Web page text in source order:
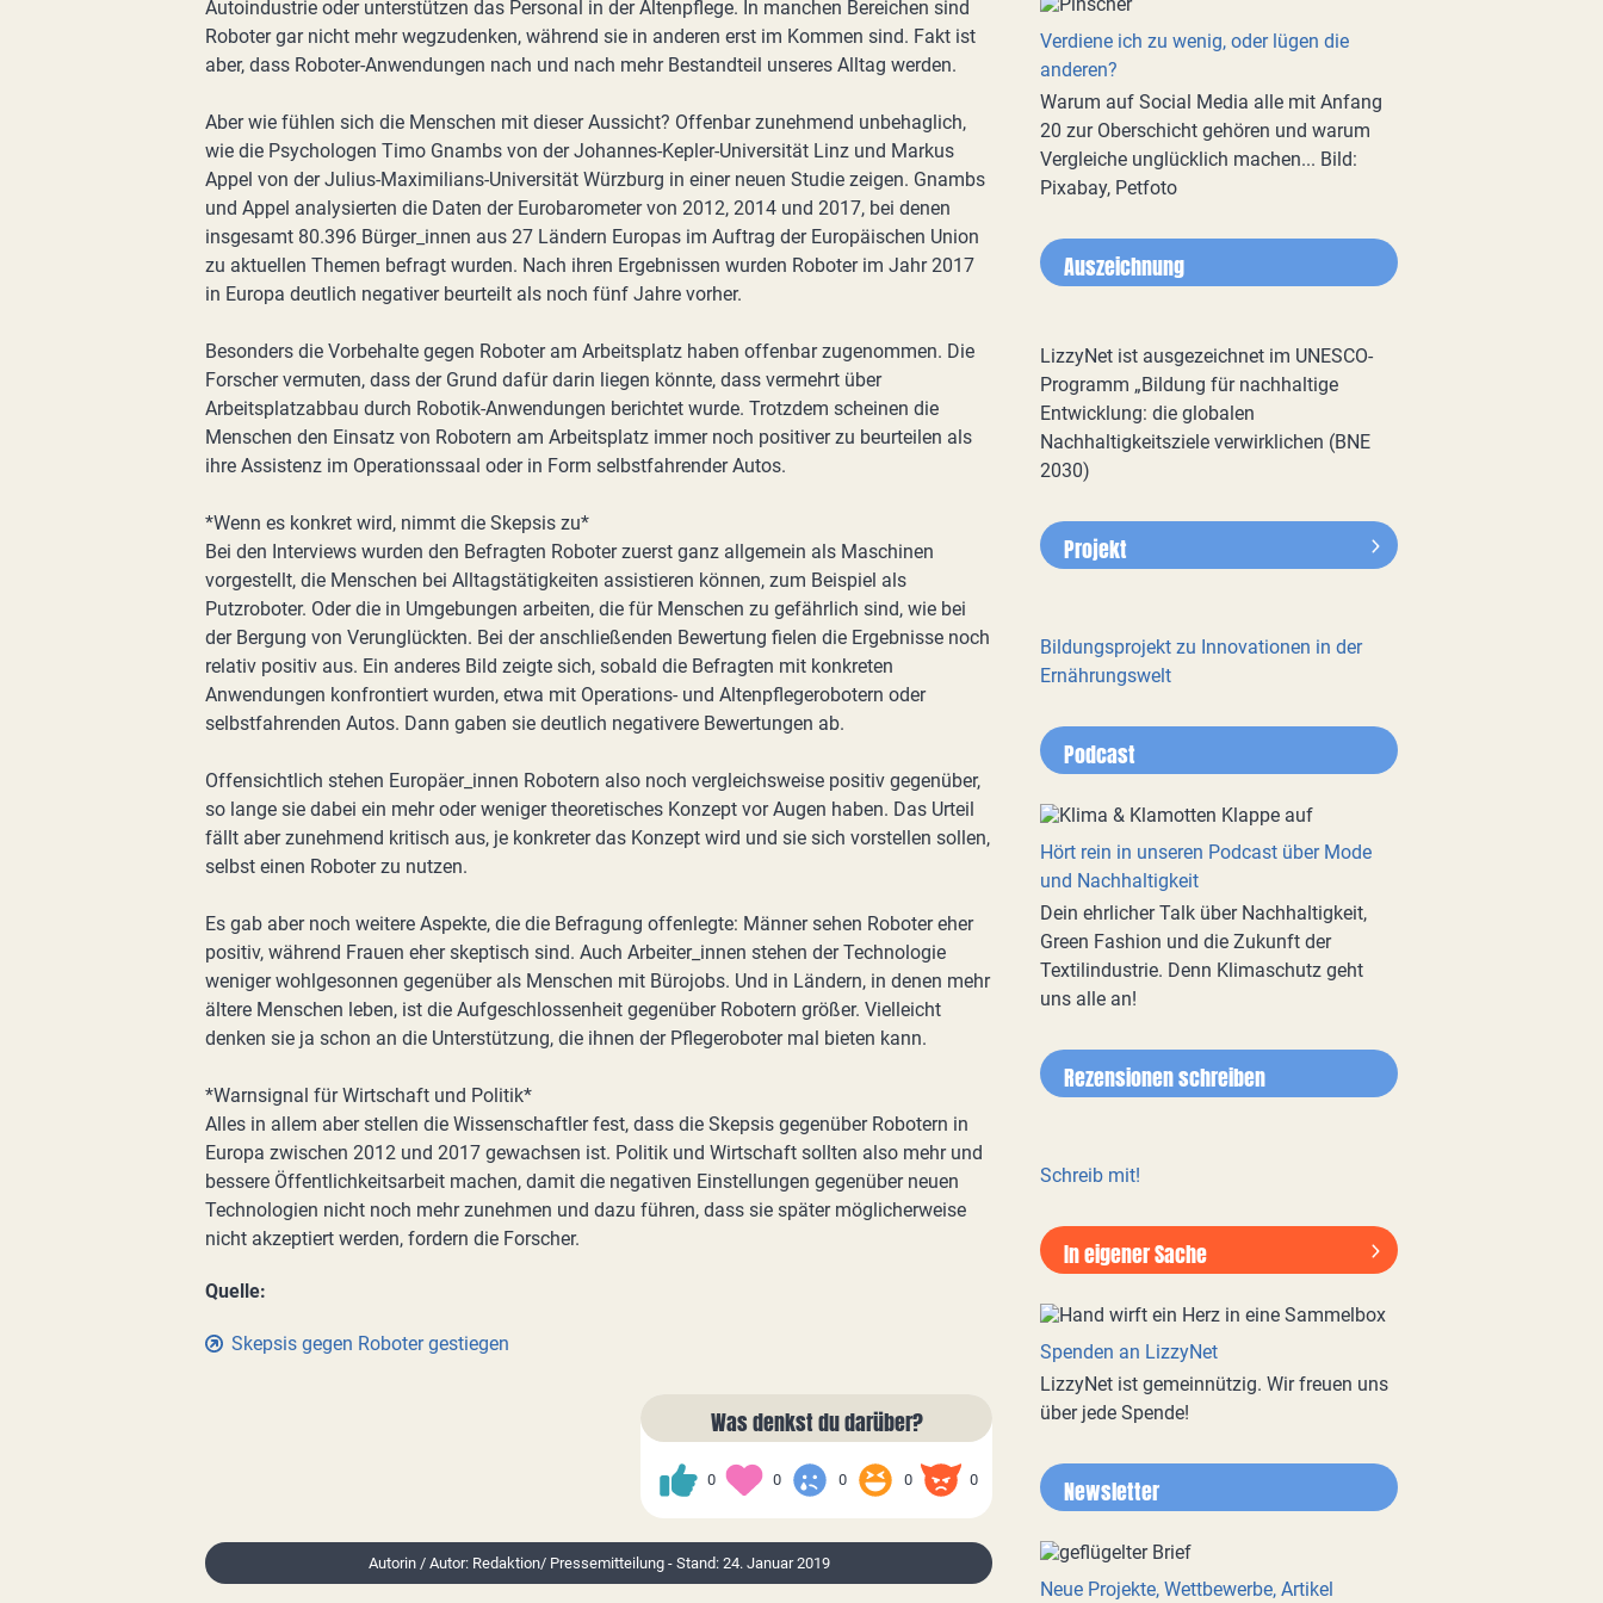
Autoindustrie oder unterstützen das Personal in der Altenpflege. In manchen Bereichen sind
Roboter gar nicht mehr wegzudenken, während sie in anderen erst im Kommen sind. Fakt ist
aber, dass Roboter-Anwendungen nach und nach mehr Bestandteil unseres Alltag werden.
Aber wie fühlen sich die Menschen mit dieser Aussicht? Offenbar zunehmend unbehaglich,
wie die Psychologen Timo Gnambs von der Johannes-Kepler-Universität Linz und Markus
Appel von der Julius-Maximilians-Universität Würzburg in einer neuen Studie zeigen. Gnambs
und Appel analysierten die Daten der Eurobarometer von 2012, 2014 und 2017, bei denen
insgesamt 80.396 Bürger_innen aus 27 Ländern Europas im Auftrag der Europäischen Union
zu aktuellen Themen befragt wurden. Nach ihren Ergebnissen wurden Roboter im Jahr 2017
in Europa deutlich negativer beurteilt als noch fünf Jahre vorher.
Besonders die Vorbehalte gegen Roboter am Arbeitsplatz haben offenbar zugenommen. Die
Forscher vermuten, dass der Grund dafür darin liegen könnte, dass vermehrt über
Arbeitsplatzabbau durch Robotik-Anwendungen berichtet wurde. Trotzdem scheinen die
Menschen den Einsatz von Robotern am Arbeitsplatz immer noch positiver zu beurteilen als
ihre Assistenz im Operationssaal oder in Form selbstfahrender Autos.
*Wenn es konkret wird, nimmt die Skepsis zu*
Bei den Interviews wurden den Befragten Roboter zuerst ganz allgemein als Maschinen
vorgestellt, die Menschen bei Alltagstätigkeiten assistieren können, zum Beispiel als
Putzroboter. Oder die in Umgebungen arbeiten, die für Menschen zu gefährlich sind, wie bei
der Bergung von Verunglückten. Bei der anschließenden Bewertung fielen die Ergebnisse noch
relativ positiv aus. Ein anderes Bild zeigte sich, sobald die Befragten mit konkreten
Anwendungen konfrontiert wurden, etwa mit Operations- und Altenpflegerobotern oder
selbstfahrenden Autos. Dann gaben sie deutlich negativere Bewertungen ab.
Offensichtlich stehen Europäer_innen Robotern also noch vergleichsweise positiv gegenüber,
so lange sie dabei ein mehr oder weniger theoretisches Konzept vor Augen haben. Das Urteil
fällt aber zunehmend kritisch aus, je konkreter das Konzept wird und sie sich vorstellen sollen,
selbst einen Roboter zu nutzen.
Es gab aber noch weitere Aspekte, die die Befragung offenlegte: Männer sehen Roboter eher
positiv, während Frauen eher skeptisch sind. Auch Arbeiter_innen stehen der Technologie
weniger wohlgesonnen gegenüber als Menschen mit Bürojobs. Und in Ländern, in denen mehr
ältere Menschen leben, ist die Aufgeschlossenheit gegenüber Robotern größer. Vielleicht
denken sie ja schon an die Unterstützung, die ihnen der Pflegeroboter mal bieten kann.
*Warnsignal für Wirtschaft und Politik*
Alles in allem aber stellen die Wissenschaftler fest, dass die Skepsis gegenüber Robotern in
Europa zwischen 2012 und 2017 gewachsen ist. Politik und Wirtschaft sollten also mehr und
bessere Öffentlichkeitsarbeit machen, damit die negativen Einstellungen gegenüber neuen
Technologien nicht noch mehr zunehmen und dazu führen, dass sie später möglicherweise
nicht akzeptiert werden, fordern die Forscher.
Quelle:
Skepsis gegen Roboter gestiegen
Was denkst du darüber?
0 0 0 0 0
Autorin / Autor: Redaktion/ Pressemitteilung - Stand: 24. Januar 2019
Verdiene ich zu wenig, oder lügen die
anderen?
Warum auf Social Media alle mit Anfang
20 zur Oberschicht gehören und warum
Vergleiche unglücklich machen... Bild:
Pixabay, Petfoto
Auszeichnung
LizzyNet ist ausgezeichnet im UNESCO-
Programm „Bildung für nachhaltige
Entwicklung: die globalen
Nachhaltigkeitsziele verwirklichen (BNE
2030)
Projekt
Bildungsprojekt zu Innovationen in der
Ernährungswelt
Podcast
Hört rein in unseren Podcast über Mode
und Nachhaltigkeit
Dein ehrlicher Talk über Nachhaltigkeit,
Green Fashion und die Zukunft der
Textilindustrie. Denn Klimaschutz geht
uns alle an!
Rezensionen schreiben
Schreib mit!
In eigener Sache
Spenden an LizzyNet
LizzyNet ist gemeinnützig. Wir freuen uns
über jede Spende!
Newsletter
Neue Projekte, Wettbewerbe, Artikel